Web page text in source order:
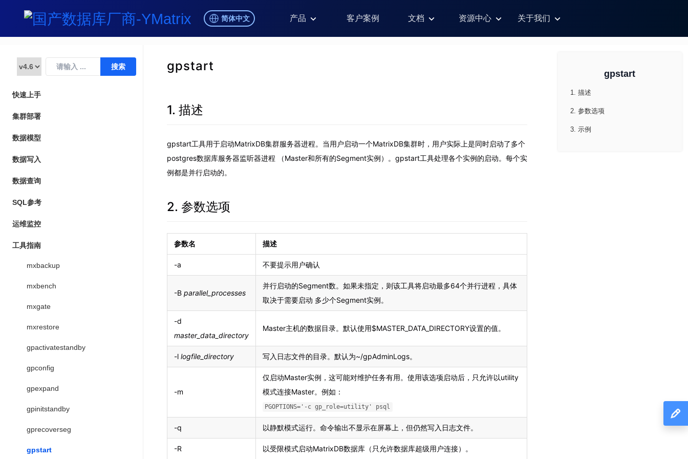
简体中文 产品 客户案例 文档 资源中心 关于我们
快速上手
集群部署
数据模型
数据写入
数据查询
SQL参考
运维监控
工具指南
mxbackup
mxbench
mxgate
mxrestore
gpactivatestandby
gpconfig
gpexpand
gpinitstandby
gprecoverseg
gpstart
gpstart
1. 描述
gpstart工具用于启动MatrixDB集群服务器进程。当用户启动一个MatrixDB集群时，用户实际上是同时启动了多个
postgres数据库服务器监听器进程 （Master和所有的Segment实例）。gpstart工具处理各个实例的启动。每个实
例都是并行启动的。
2. 参数选项
参数名 描述
-a 不要提示用户确认
-B parallel_processes
并行启动的Segment数。如果未指定，则该工具将启动最多64个并行进程，具体
取决于需要启动 多少个Segment实例。
-d
master_data_directory
Master主机的数据目录。默认使用$MASTER_DATA_DIRECTORY设置的值。
-l logfile_directory 写入日志文件的目录。默认为~/gpAdminLogs。
-m
仅启动Master实例，这可能对维护任务有用。使用该选项启动后，只允许以utility
模式连接Master。例如：
PGOPTIONS='-c gp_role=utility' psql
-q 以静默模式运行。命令输出不显示在屏幕上，但仍然写入日志文件。
-R 以受限模式启动MatrixDB数据库（只允许数据库超级用户连接）。
gpstart
1. 描述
2. 参数选项
3. 示例